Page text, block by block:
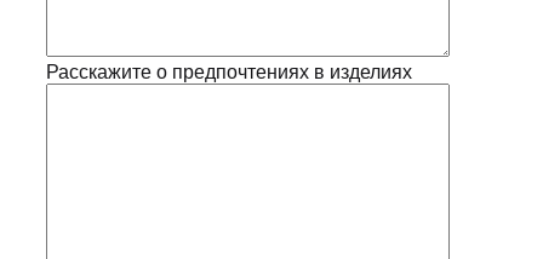
Расскажите о предпочтениях в изделиях